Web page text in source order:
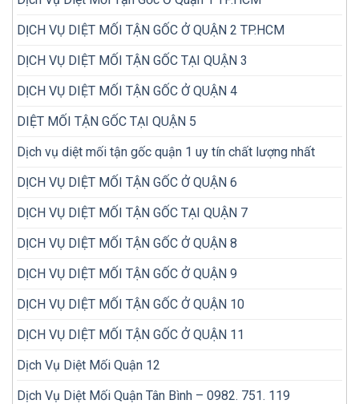
hơn?
trước
khi
DỊCH VỤ DIỆT MỐI TẬN GỐC Ở QUẬN 2 TP.HCM
DỊCH VỤ DIỆT MỐI TẬN GỐC TẠI QUẬN 3
DỊCH VỤ DIỆT MỐI TẬN GỐC Ở QUẬN 4
DIỆT MỐI TẬN GỐC TẠI QUẬN 5
Dịch vụ diệt mối tận gốc quận 1 uy tín chất lượng nhất
DỊCH VỤ DIỆT MỐI TẬN GỐC Ở QUẬN 6
DỊCH VỤ DIỆT MỐI TẬN GỐC TẠI QUẬN 7
DỊCH VỤ DIỆT MỐI TẬN GỐC Ở QUẬN 8
DỊCH VỤ DIỆT MỐI TẬN GỐC Ở QUẬN 9
DỊCH VỤ DIỆT MỐI TẬN GỐC Ở QUẬN 10
DỊCH VỤ DIỆT MỐI TẬN GỐC Ở QUẬN 11
Dịch Vụ Diệt Mối Quận 12
Dịch Vụ Diệt Mối Quận Tân Bình – 0982. 751. 119